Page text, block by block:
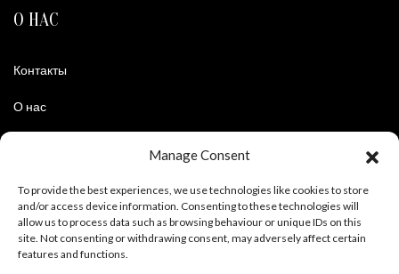
Manage Consent
To provide the best experiences, we use technologies like cookies to store
and/or access device information. Consenting to these technologies will
allow us to process data such as browsing behaviour or unique IDs on this
site. Not consenting or withdrawing consent, may adversely affect certain
features and functions.
О НАС
Контакты
О нас
ИНФОРМАЦИЯ ПОКУПАТЕЛЮ